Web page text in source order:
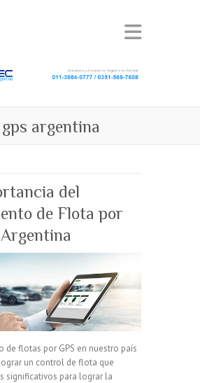
argentina
del
de Flota por
de flotas por GPS en nuestro país
un control de flota que
significativos para lograr la